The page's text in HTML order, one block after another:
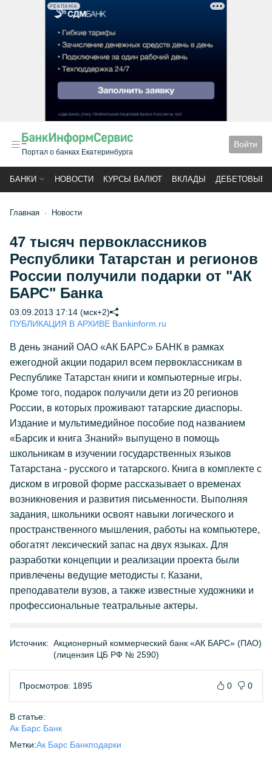
РЕКЛАМА
Портал о банках Екатеринбурга
Войти
БАНКИ НОВОСТИ КУРСЫ ВАЛЮТ ВКЛАДЫ ДЕБЕТОВЫЕ
Главная Новости
47 тысяч первоклассников
Республики Татарстан и регионов
России получили подарки от "АК
БАРС" Банка
03.09.2013 17:14 (мск+2)
ПУБЛИКАЦИЯ В АРХИВЕ Bankinform.ru
В день знаний ОАО «АК БАРС» БАНК в рамках
ежегодной акции подарил всем первоклассникам в
Республике Татарстан книги и компьютерные игры.
Кроме того, подарок получили дети из 20 регионов
России, в которых проживают татарские диаспоры.
Издание и мультимедийное пособие под названием
«Барсик и книга Знаний» выпущено в помощь
школьникам в изучении государственных языков
Татарстана - русского и татарского. Книга в комплекте с
диском в игровой форме рассказывает о временах
возникновения и развития письменности. Выполняя
задания, школьники освоят навыки логического и
пространственного мышления, работы на компьютере,
обогатят лексический запас на двух языках. Для
разработки концепции и реализации проекта были
привлечены ведущие методисты г. Казани,
преподаватели вузов, а также известные художники и
профессиональные театральные актеры.
Источник: Акционерный коммерческий банк «АК БАРС» (ПАО)
(лицензия ЦБ РФ № 2590)
Просмотров: 1895 0 0
В статье:
Ак Барс Банк
Метки:Ак Барс Банкподарки